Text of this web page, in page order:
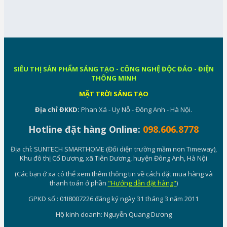
SIÊU THỊ SẢN PHẨM SÁNG TẠO - CÔNG NGHỆ ĐỘC ĐÁO - ĐIỆN
THÔNG MINH
MẶT TRỜI SÁNG TẠO
Địa chỉ ĐKKD: Phan Xá - Uy Nỗ - Đông Anh - Hà Nội.
Hotline đặt hàng Online: 098.606.8778
Địa chỉ: SUNTECH SMARTHOME (Đối diện trường mầm non Timeway),
Khu đô thị Cổ Dương, xã Tiên Dương, huyện Đông Anh, Hà Nội
(Các bạn ở xa có thể xem thêm thông tin về cách đặt mua hàng và
thanh toán ở phần "Hướng dẫn đặt hàng")
GPKD số : 01I8007226 đăng ký ngày 31 tháng 3 năm 2011
Hộ kinh doanh: Nguyễn Quang Dương